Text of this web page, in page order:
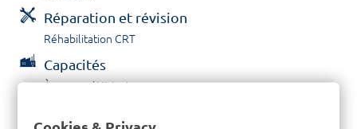
Réparation et révision
Réhabilitation CRT
Capacités
À propos / Historique